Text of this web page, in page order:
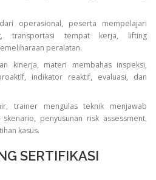
operasional, peserta mempelajari
transportasi tempat kerja, lifting
peralatan.
kinerja, materi membahas inspeksi,
indikator reaktif, evaluasi, dan
trainer mengulas teknik menjawab
skenario, penyusunan risk assessment,
kasus.
SERTIFIKASI